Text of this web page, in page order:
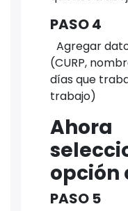
PASO 4
Agregar
(CURP,
días que
trabajo)
Ahora
opción
PASO 5